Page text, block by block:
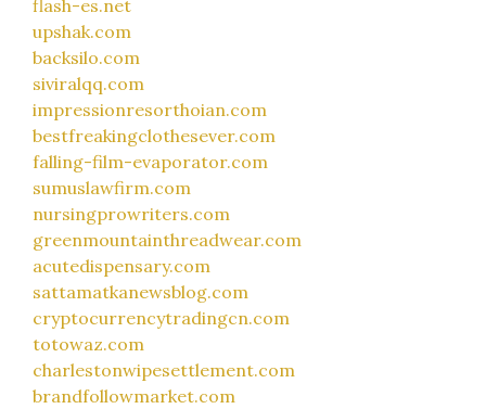
flash-es.net
upshak.com
backsilo.com
siviralqq.com
impressionresorthoian.com
bestfreakingclothesever.com
falling-film-evaporator.com
sumuslawfirm.com
nursingprowriters.com
greenmountainthreadwear.com
acutedispensary.com
sattamatkanewsblog.com
cryptocurrencytradingcn.com
totowaz.com
charlestonwipesettlement.com
brandfollowmarket.com